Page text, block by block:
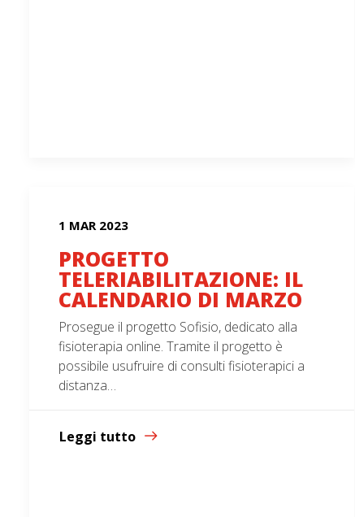
1 MAR 2023
PROGETTO
TELERIABILITAZIONE: IL
CALENDARIO DI MARZO
Prosegue il progetto Sofisio, dedicato alla
fisioterapia online. Tramite il progetto è
possibile usufruire di consulti fisioterapici a
distanza…
Leggi tutto